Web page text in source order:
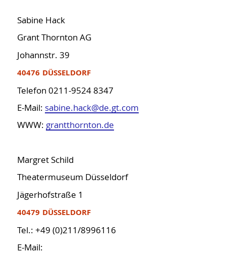
Sabine Hack
Grant Thornton AG
Johannstr. 39
40476 DÜSSELDORF
Telefon 0211-9524 8347
E-Mail: sabine.hack@de.gt.com
WWW: grantthornton.de
Margret Schild
Theatermuseum Düsseldorf
Jägerhofstraße 1
40479 DÜSSELDORF
Tel.: +49 (0)211/8996116
E-Mail: